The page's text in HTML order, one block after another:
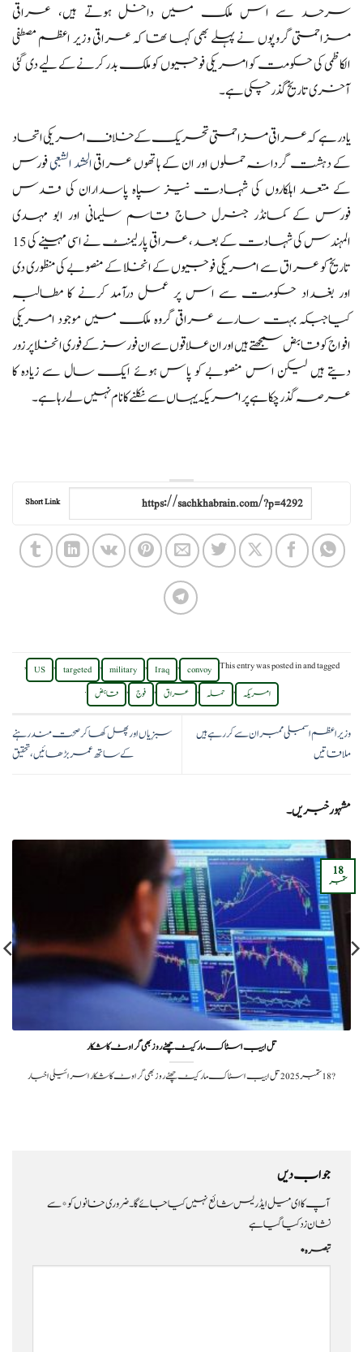
سرحد سے اس ملک میں داخل ہوتے ہیں، عراقی
مزاحمتی گروپوں نے پہلے بھی کہا تھا کہ عراقی وزیر اعظم مصطفی
الکاظمی کی حکومت کو امریکی فوجیوں کو ملک بدر کرنے کے لیے دی گئی
آخری تاریخ گذرچکی ہے۔
یادرہے کہ عراقی مزاحمتی تحریک کے خلاف امریکی اتحاد
کے دہشت گردانہ حملوں اور ان کے ہاتھوں عراقیالحشد الشعبیفورس
کے متعد اہلکاروں کی شہادت نیز سپاہ پاسداران کی قدس
فورس کے کمانڈر جنرل حاج قاسم سلیمانی اور ابو مہدی
المہندس کی شہادت کے بعد ، عراقی پارلیمنٹ نے اسی مہینے کی 15
تاریخ کو عراق سے امریکی فوجیوں کے انخلا کے منصوبے کی منظوری دی
اور بغداد حکومت سے اس پر عمل درآمد کرنے کا مطالبہ
کیاجبکہ بہت سارے عراقی گروہ ملک میں موجود امریکی
افواج کو قابض سمجھتے ہیں اور ان علاقوں سے ان فورسز کے فوری انخلا پر زور
دیتے ہیں لیکن اس منصوبے کو پاس ہوئے ایک سال سے زیادہ کا
عرصہ گذر چکا ہے پر امریکہ یہاں سے نکلنے کا نام نہیں لے رہا ہے۔
Short Link
This entry was posted inand tagged
convoy
,
Iraq
,
military
,
targeted
,
US
,
امریکہ , حملہ , عراق , فوج , قابض .
وزیر اعظم اسمبلی ممبران سے کر رہے ہیں
ملاقاتیں
سبزِیاں اور پھل کھاکر صحت مند رہنے
کے ساتھ عمر بڑھائیں، تحقیق
مشہور خبریں۔
تل ابیب اسٹاک مارکیٹ چھٹے روز بھی گراوٹ کا شکار
?️ 18 ستمبر 2025تل ابیب اسٹاک مارکیٹ چھٹے روز بھی گراوٹ کا شکار اسرائیلی اخبار
18
ستمبر
جواب دیں
آپ کا ای میل ایڈریس شائع نہیں کیا جائے گا۔ضروری خانوں کو*سے
نشان زد کیا گیا ہے
تبصرہ*